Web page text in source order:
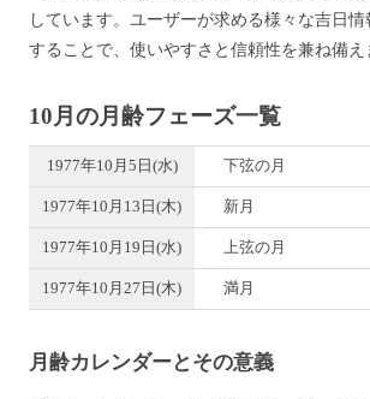
しています。ユーザーが求める様々な吉日
することで、使いやすさと信頼性を兼ね備え
10月の月齢フェーズ一覧
1977年10月5日(水) 下弦の月
1977年10月13日(木) 新月
1977年10月19日(水) 上弦の月
1977年10月27日(木) 満月
月齢カレンダーとその意義